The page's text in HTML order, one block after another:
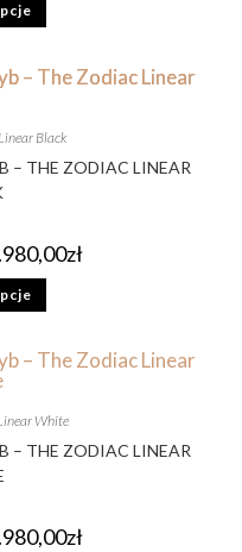
Black
– THE ZODIAC LINEAR
zł
White
– THE ZODIAC LINEAR
zł